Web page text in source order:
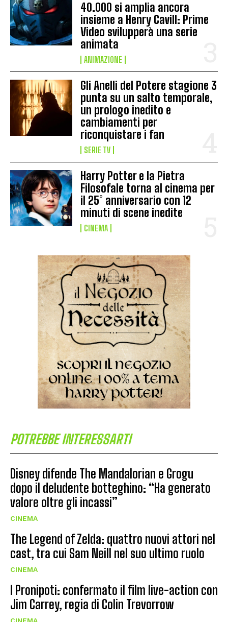
40.000 si amplia ancora
insieme a Henry Cavill: Prime
Video svilupperà una serie
animata
ANIMAZIONE
Gli Anelli del Potere stagione 3
punta su un salto temporale,
un prologo inedito e
cambiamenti per
riconquistare i fan
SERIE TV
Harry Potter e la Pietra
Filosofale torna al cinema per
il 25° anniversario con 12
minuti di scene inedite
CINEMA
POTREBBE INTERESSARTI
Disney difende The Mandalorian e Grogu
dopo il deludente botteghino: “Ha generato
valore oltre gli incassi”
CINEMA
The Legend of Zelda: quattro nuovi attori nel
cast, tra cui Sam Neill nel suo ultimo ruolo
CINEMA
I Pronipoti: confermato il film live-action con
Jim Carrey, regia di Colin Trevorrow
CINEMA